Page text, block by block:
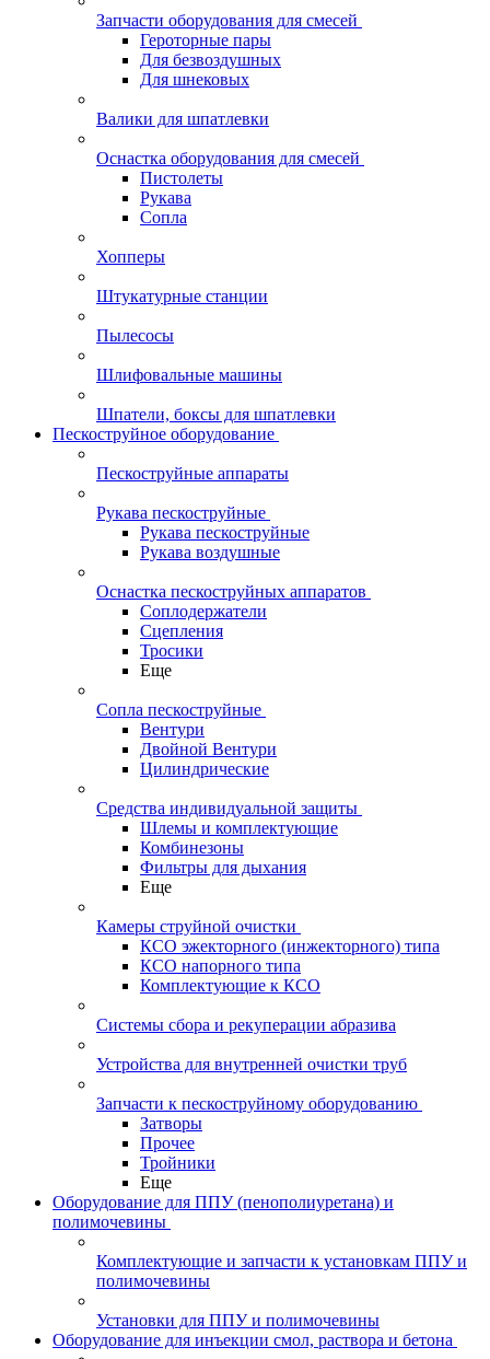
Запчасти оборудования для смесей
Героторные пары
Для безвоздушных
Для шнековых
Валики для шпатлевки
Оснастка оборудования для смесей
Пистолеты
Рукава
Сопла
Хопперы
Штукатурные станции
Пылесосы
Шлифовальные машины
Шпатели, боксы для шпатлевки
Пескоструйное оборудование
Пескоструйные аппараты
Рукава пескоструйные
Рукава пескоструйные
Рукава воздушные
Оснастка пескоструйных аппаратов
Соплодержатели
Сцепления
Тросики
Еще
Сопла пескоструйные
Вентури
Двойной Вентури
Цилиндрические
Средства индивидуальной защиты
Шлемы и комплектующие
Комбинезоны
Фильтры для дыхания
Еще
Камеры струйной очистки
КСО эжекторного (инжекторного) типа
КСО напорного типа
Комплектующие к КСО
Системы сбора и рекуперации абразива
Устройства для внутренней очистки труб
Запчасти к пескоструйному оборудованию
Затворы
Прочее
Тройники
Еще
Оборудование для ППУ (пенополиуретана) и
полимочевины
Комплектующие и запчасти к установкам ППУ и
полимочевины
Установки для ППУ и полимочевины
Оборудование для инъекции смол, раствора и бетона